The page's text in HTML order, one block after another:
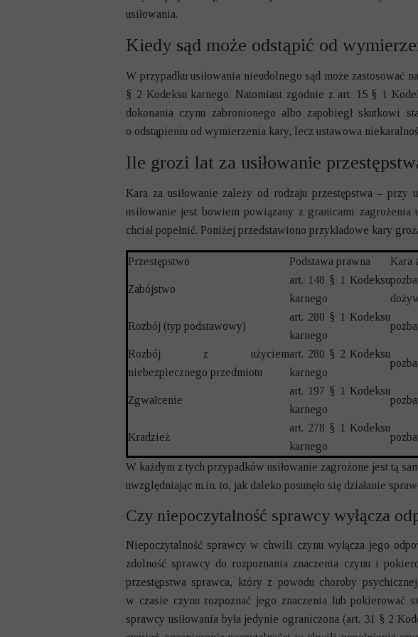
usiłowania.
Kiedy sąd może odstąpić od
W przypadku usiłowania nieudolnego sąd może zastosować
§ 2 Kodeksu karnego. Natomiast zgodnie z art. 15 § 1
dokonania czynu zabronionego albo zapobiegł skutkowi
o odstąpieniu od wymierzenia kary, lecz ustawowa
Ile grozi lat za usiłowanie
Kara za usiłowanie zależy od rodzaju przestępstwa –
usiłowanie jest bowiem powiązany z granicami zagrożenia
chciał popełnić. Poniżej przedstawiono przykładowe kary
Przestępstwo Podstawa prawna Kara
Zabójstwo
art. 148 § 1 Kodeksu
karnego
Rozbój (typ podstawowy)
art. 280 § 1 Kodeksu
karnego
Rozbój z użyciem
niebezpiecznego przedmiotu
art. 280 § 2 Kodeksu
karnego
Zgwałcenie
art. 197 § 1 Kodeksu
karnego
Kradzież
art. 278 § 1 Kodeksu
karnego
W każdym z tych przypadków usiłowanie zagrożone jest tą
uwzględniając m.in. to, jak daleko posunęło się działanie
Czy niepoczytalność sprawcy wyłącza
Niepoczytalność sprawcy w chwili czynu wyłącza jego
zdolność sprawcy do rozpoznania znaczenia czynu i
przestępstwa sprawca, który z powodu choroby
w czasie czynu rozpoznać jego znaczenia lub pokierować
sprawcy usiłowania była jedynie ograniczona (art. 31 § 2